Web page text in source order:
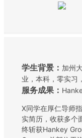
学生背景： 加州
业，本科，零实习
服务成果：
X同学在厚仁导师
实简历，收获多个
终斩获Hankey